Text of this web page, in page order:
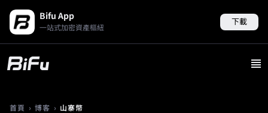
Bifu App
一站式加密資產樞紐
下載
首頁 › 博客 › 山寨幣